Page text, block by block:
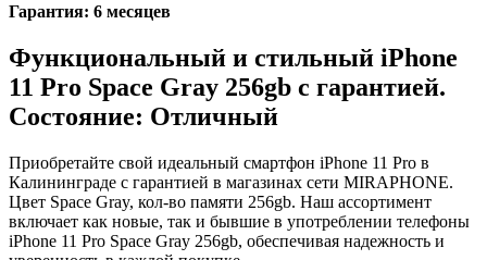
Гарантия: 6 месяцев
Функциональный и стильный iPhone
11 Pro Space Gray 256gb с гарантией.
Состояние: Отличный
Приобретайте свой идеальный смартфон iPhone 11 Pro в
Калининграде с гарантией в магазинах сети MIRAPHONE.
Цвет Space Gray, кол-во памяти 256gb. Наш ассортимент
включает как новые, так и бывшие в употреблении телефоны
iPhone 11 Pro Space Gray 256gb, обеспечивая надежность и